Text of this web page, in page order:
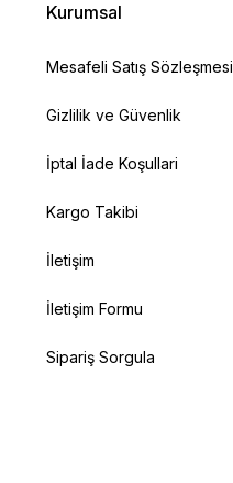
Kurumsal
Mesafeli Satış Sözleşmesi
Gizlilik ve Güvenlik
İptal İade Koşullari
Kargo Takibi
İletişim
İletişim Formu
Sipariş Sorgula